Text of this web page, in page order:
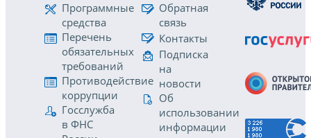
Программные
средства
Перечень
обязательных
требований
Противодействие
коррупции
Госслужба
в ФНС
Обратная
связь
Контакты
Подписка
на
новости
Об
использовании
информации